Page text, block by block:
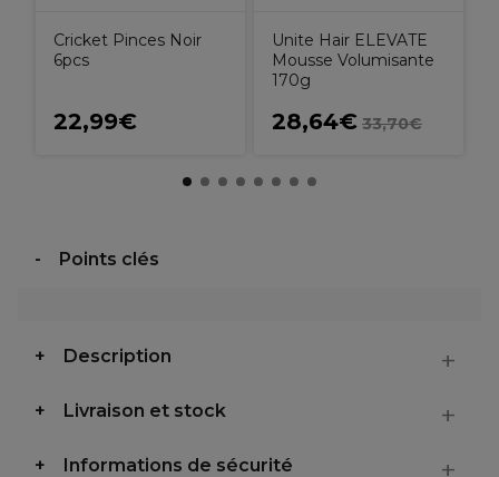
Cricket Pinces Noir
6pcs
22,99€
Unite Hair ELEVATE
Mousse Volumisante
170g
28,64€ 33,70€
Points clés
Description
Livraison et stock
Informations de sécurité